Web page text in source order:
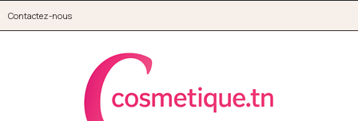
Contactez-nous